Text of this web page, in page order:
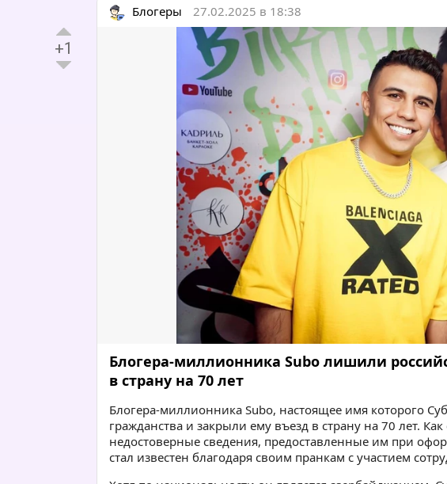
Блогеры 27.02.2025 в 18:38
+1
Блогера-миллионника Subo лишили
в страну на 70 лет
Блогера-миллионника Subo, настоящее имя которого
гражданства и закрыли ему въезд в страну на 70 лет.
недостоверные сведения, предоставленные им при
стал известен благодаря своим пранкам с участием